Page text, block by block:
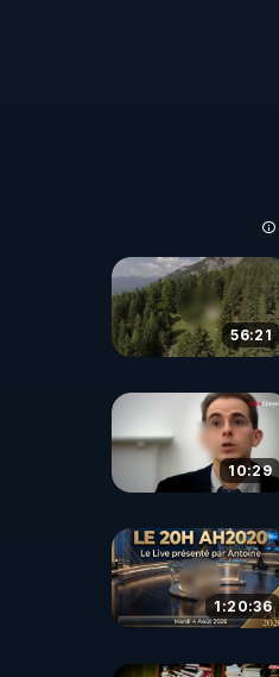
56:21
10:29
1:20:36